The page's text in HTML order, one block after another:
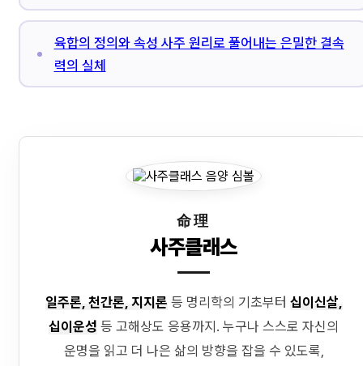
육합의 정의와 속성 사주 원리로 풀어내는 은밀한 결속
력의 실체
命理
사주클래스
일주론, 천간론, 지지론 등 명리학의 기초부터 십이신살,
십이운성 등 고해상도 응용까지. 누구나 스스로 자신의
운명을 읽고 더 나은 삶의 방향을 잡을 수 있도록,